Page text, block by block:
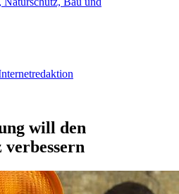
will den
verbessern